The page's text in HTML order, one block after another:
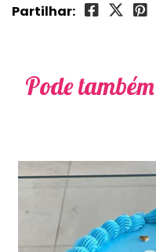
Partilhar:
Pode